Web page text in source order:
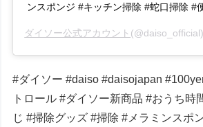
ンスポンジ #キッチン掃除 #蛇口掃除 #
ダイソー公式アカウント (@daiso_official)
#ダイソー #daiso #daisojapan
トロール #ダイソー新商品 #おうち時
じ #掃除グッズ #掃除 #メラミンスポ